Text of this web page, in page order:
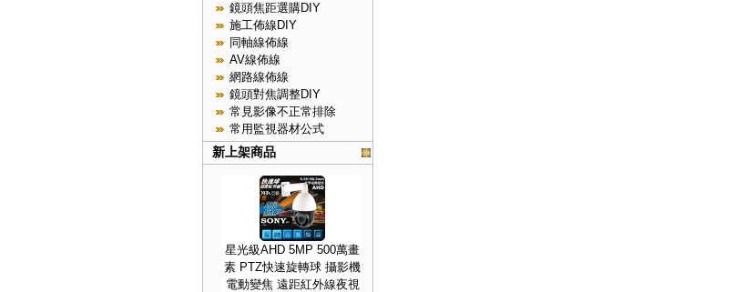
鏡頭焦距選購DIY
施工佈線DIY
同軸線佈線
AV線佈線
網路線佈線
鏡頭對焦調整DIY
常見影像不正常排除
常用監視器材公式
新上架商品
星光級AHD 5MP 500萬畫
素 PTZ快速旋轉球 攝影機
電動變焦 遠距紅外線夜視